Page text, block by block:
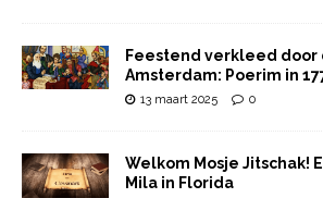
Feestend verkleed door
Amsterdam: Poerim in
13 maart 2025 0
Welkom Mosje Jitschak!
Mila in Florida